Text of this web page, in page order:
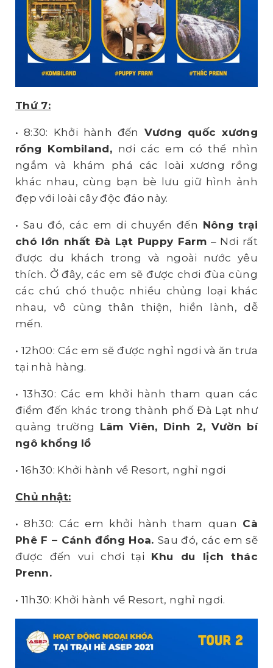
Thứ 7:
• 8:30: Khởi hành đến Vương quốc xương
rồng Kombiland, nơi các em có thể nhìn
ngắm và khám phá các loài xương rồng
khác nhau, cùng bạn bè lưu giữ hình ảnh
đẹp với loài cây độc đáo này.
• Sau đó, các em di chuyển đến Nông trại
chó lớn nhất Đà Lạt Puppy Farm – Nơi rất
được du khách trong và ngoài nước yêu
thích. Ở đây, các em sẽ được chơi đùa cùng
các chú chó thuộc nhiều chủng loại khác
nhau, vô cùng thân thiện, hiền lành, dễ
mến.
• 12h00: Các em sẽ được nghỉ ngơi và ăn trưa
tại nhà hàng.
• 13h30: Các em khởi hành tham quan các
điểm đến khác trong thành phố Đà Lạt như
quảng trường Lâm Viên, Dinh 2, Vườn bí
ngô khổng lồ
• 16h30: Khởi hành về Resort, nghỉ ngơi
Chủ nhật:
• 8h30: Các em khởi hành tham quan Cà
Phê F – Cánh đồng Hoa.Sau đó, các em sẽ
được đến vui chơi tại Khu du lịch thác
Prenn.
• 11h30: Khởi hành về Resort, nghỉ ngơi.